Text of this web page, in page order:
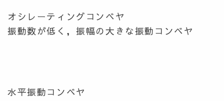
オシレーティングコンベヤ
振動数が低く，振幅の大きな振動コンベヤ
水平振動コンベヤ